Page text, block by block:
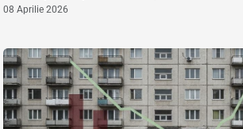
08 Aprilie 2026